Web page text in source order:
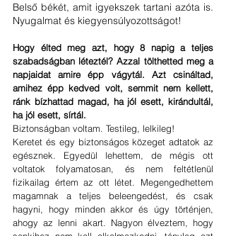
Belső békét, amit igyekszek tartani azóta is.
Nyugalmat és kiegyensúlyozottságot!
Hogy élted meg azt, hogy 8 napig a teljes
szabadságban léteztél? Azzal tölthetted meg a
napjaidat amire épp vágytál. Azt csináltad,
amihez épp kedved volt, semmit nem kellett,
ránk bízhattad magad, ha jól esett, kirándultál,
ha jól esett, sírtál.
Biztonságban voltam. Testileg, lelkileg!
Keretet és egy biztonságos közeget adtatok az
egésznek. Egyedül lehettem, de mégis ott
voltatok folyamatosan, és nem feltétlenül
fizikailag értem az ott létet. Megengedhettem
magamnak a teljes beleengedést, és csak
hagyni, hogy minden akkor és úgy történjen,
ahogy az lenni akart. Nagyon élveztem, hogy